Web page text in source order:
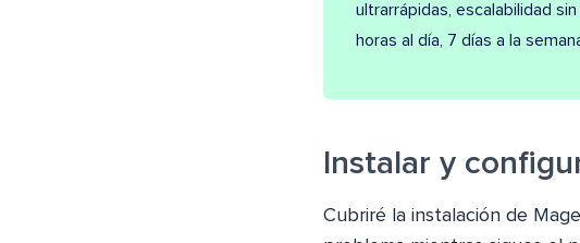
ultrarrápidas, escalabilidad
horas al día, 7 días a la
Instalar y
Cubriré la instalación de